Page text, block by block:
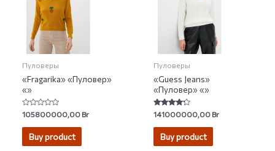
Пуловеры
«Fragarika» «Пуловер»
«»
Rated
0
out
105800000,00Br
Buy product
Пуловеры
«Guess Jeans»
«Пуловер» «»
Rated
4.00
out of 5
141000000,00Br
Buy product